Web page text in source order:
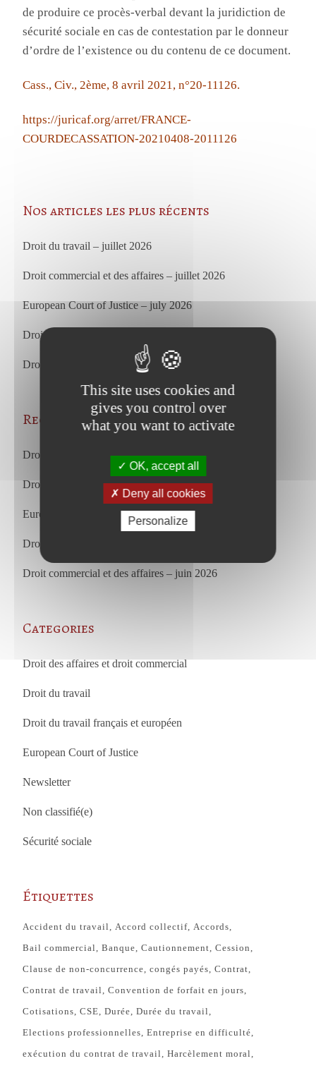
de produire ce procès-verbal devant la juridiction de
sécurité sociale en cas de contestation par le donneur
d’ordre de l’existence ou du contenu de ce document.
Cass., Civ., 2ème, 8 avril 2021, n°20-11126.
https://juricaf.org/arret/FRANCE-
COURDECASSATION-20210408-2011126
Nos articles les plus récents
Droit du travail – juillet 2026
Droit commercial et des affaires – juillet 2026
European Court of Justice – july 2026
Droit du travail – juin 2026
Droit commercial et des affaires – juin 2026
Recent Posts
Droit du travail – juillet 2026
Droit commercial et des affaires – juillet 2026
European Court of Justice – july 2026
Droit du travail – juin 2026
Droit commercial et des affaires – juin 2026
Categories
Droit des affaires et droit commercial
Droit du travail
Droit du travail français et européen
European Court of Justice
Newsletter
Non classifié(e)
Sécurité sociale
Étiquettes
Accident du travail Accord collectif Accords
Bail commercial
Banque Cautionnement
Cession
Clause de non-concurrence
congés payés
Contrat
Contrat de travail
Convention de forfait en jours
Cotisations
CSE Durée
Durée du travail
Elections professionnelles
Entreprise en difficulté
exécution du contrat de travail
Harcèlement moral
This site uses cookies and
gives you control over
what you want to activate
OK, accept all
Deny all cookies
Personalize